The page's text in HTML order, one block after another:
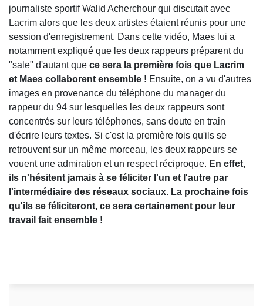
journaliste sportif Walid Acherchour qui discutait avec
Lacrim alors que les deux artistes étaient réunis pour une
session d'enregistrement. Dans cette vidéo, Maes lui a
notamment expliqué que les deux rappeurs préparent du
"sale" d'autant que ce sera la première fois que Lacrim
et Maes collaborent ensemble ! Ensuite, on a vu d'autres
images en provenance du téléphone du manager du
rappeur du 94 sur lesquelles les deux rappeurs sont
concentrés sur leurs téléphones, sans doute en train
d'écrire leurs textes. Si c'est la première fois qu'ils se
retrouvent sur un même morceau, les deux rappeurs se
vouent une admiration et un respect réciproque. En effet,
ils n'hésitent jamais à se féliciter l'un et l'autre par
l'intermédiaire des réseaux sociaux. La prochaine fois
qu'ils se féliciteront, ce sera certainement pour leur
travail fait ensemble !